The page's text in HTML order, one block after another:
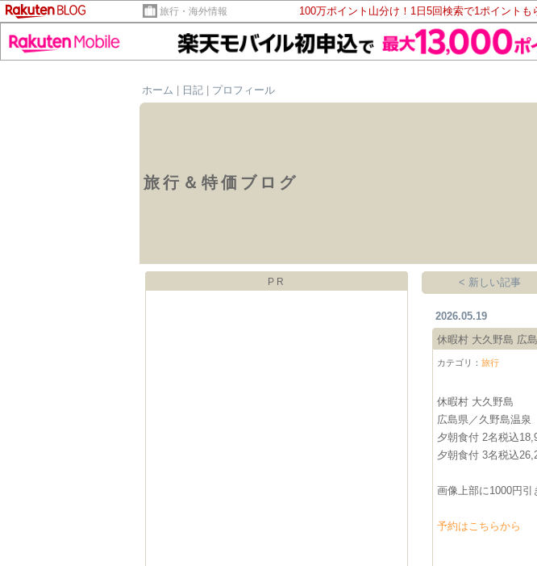
旅行・海外情報 100万ポイント山分け！1日5回検索で1ポイントも
ホーム
日記 プロフィール
旅行＆特価ブログ
PR < 新しい記事
2026.05.19
休暇村 大久野島 広
カテゴリ：旅行
休暇村 大久野島
広島県／久野島温泉
夕朝食付 2名税込
夕朝食付 3名税込
画像上部に1000円引
予約はこちらから